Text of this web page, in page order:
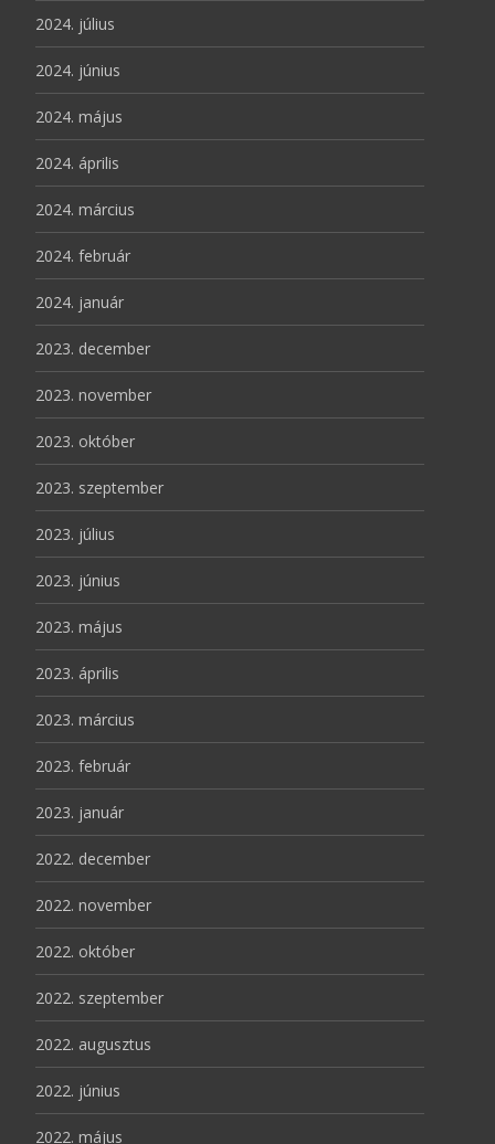
2024. július
2024. június
2024. május
2024. április
2024. március
2024. február
2024. január
2023. december
2023. november
2023. október
2023. szeptember
2023. július
2023. június
2023. május
2023. április
2023. március
2023. február
2023. január
2022. december
2022. november
2022. október
2022. szeptember
2022. augusztus
2022. június
2022. május